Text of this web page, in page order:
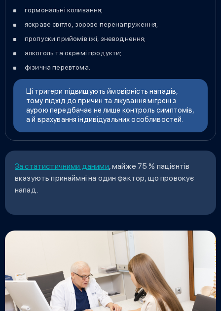
гормональні коливання;
яскраве світло, зорове перенапруження;
пропуски прийомів їжі, зневоднення;
алкоголь та окремі продукти;
фізична перевтома.
Ці тригери підвищують ймовірність нападів,
тому підхід до причин та лікування мігрені з
аурою передбачає не лише контроль симптомів,
а й врахування індивідуальних особливостей.
За статистичними даними, майже 75 % пацієнтів
вказують принаймні на один фактор, що провокує
напад.